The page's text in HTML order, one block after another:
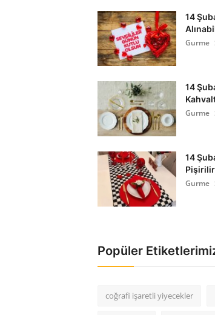
14
Gurme
14
Gurme
14
Gurme
Popüler
coğrafi işaretli yiyecekler